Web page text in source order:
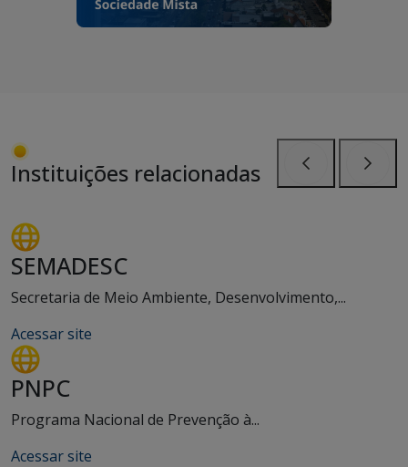
Instituições relacionadas
SEMADESC
Secretaria de Meio Ambiente, Desenvolvimento,...
Acessar site
PNPC
Programa Nacional de Prevenção à...
Acessar site